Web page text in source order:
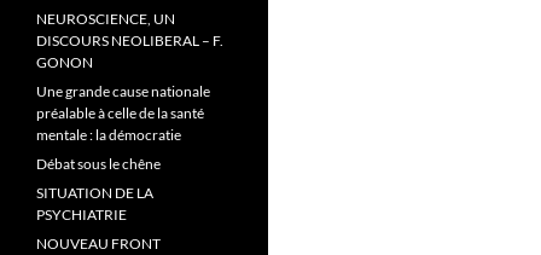
NEUROSCIENCE, UN
DISCOURS NEOLIBERAL – F.
GONON
Une grande cause nationale
préalable à celle de la santé
mentale : la démocratie
Débat sous le chêne
SITUATION DE LA
PSYCHIATRIE
NOUVEAU FRONT